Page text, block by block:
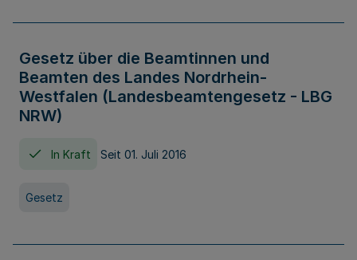
Gesetz über die Beamtinnen und
Beamten des Landes Nordrhein-
Westfalen (Landesbeamtengesetz - LBG
NRW)
In Kraft Seit 01. Juli 2016
Gesetz